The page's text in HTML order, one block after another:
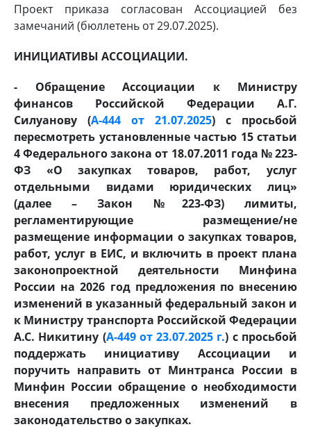
Проект приказа согласован Ассоциацией без
замечаний (бюллетень от 29.07.2025).
ИНИЦИАТИВЫ АССОЦИАЦИИ.
- Обращение Ассоциации к Министру
финансов Российской Федерации А.Г.
Силуанову (А-444 от 21.07.2025) с просьбой
пересмотреть установленные частью 15 статьи
4 Федерального закона от 18.07.2011 года № 223-
ФЗ «О закупках товаров, работ, услуг
отдельными видами юридических лиц»
(далее – Закон №223-ФЗ) лимиты,
регламентирующие размещение/не
размещение информации о закупках товаров,
работ, услуг в ЕИС, и включить в проект плана
законопроектной деятельности Минфина
России на 2026 год предложения по внесению
изменений в указанный федеральный закон и
к Министру транспорта Российской Федерации
А.С. Никитину (А-449 от 23.07.2025 г.) с просьбой
поддержать инициативу Ассоциации и
поручить направить от Минтранса России в
Минфин России обращение о необходимости
внесения предложенных изменений в
законодательство о закупках.